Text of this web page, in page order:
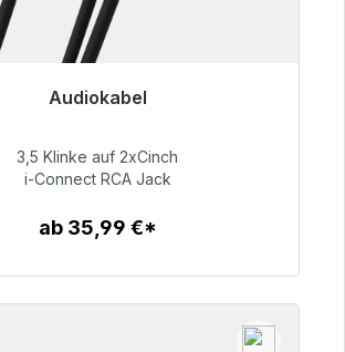
Audiokabel
51,99 €
3,5 Klinke auf 2xCinch
i-Connect RCA Jack
ab 35,99 €*